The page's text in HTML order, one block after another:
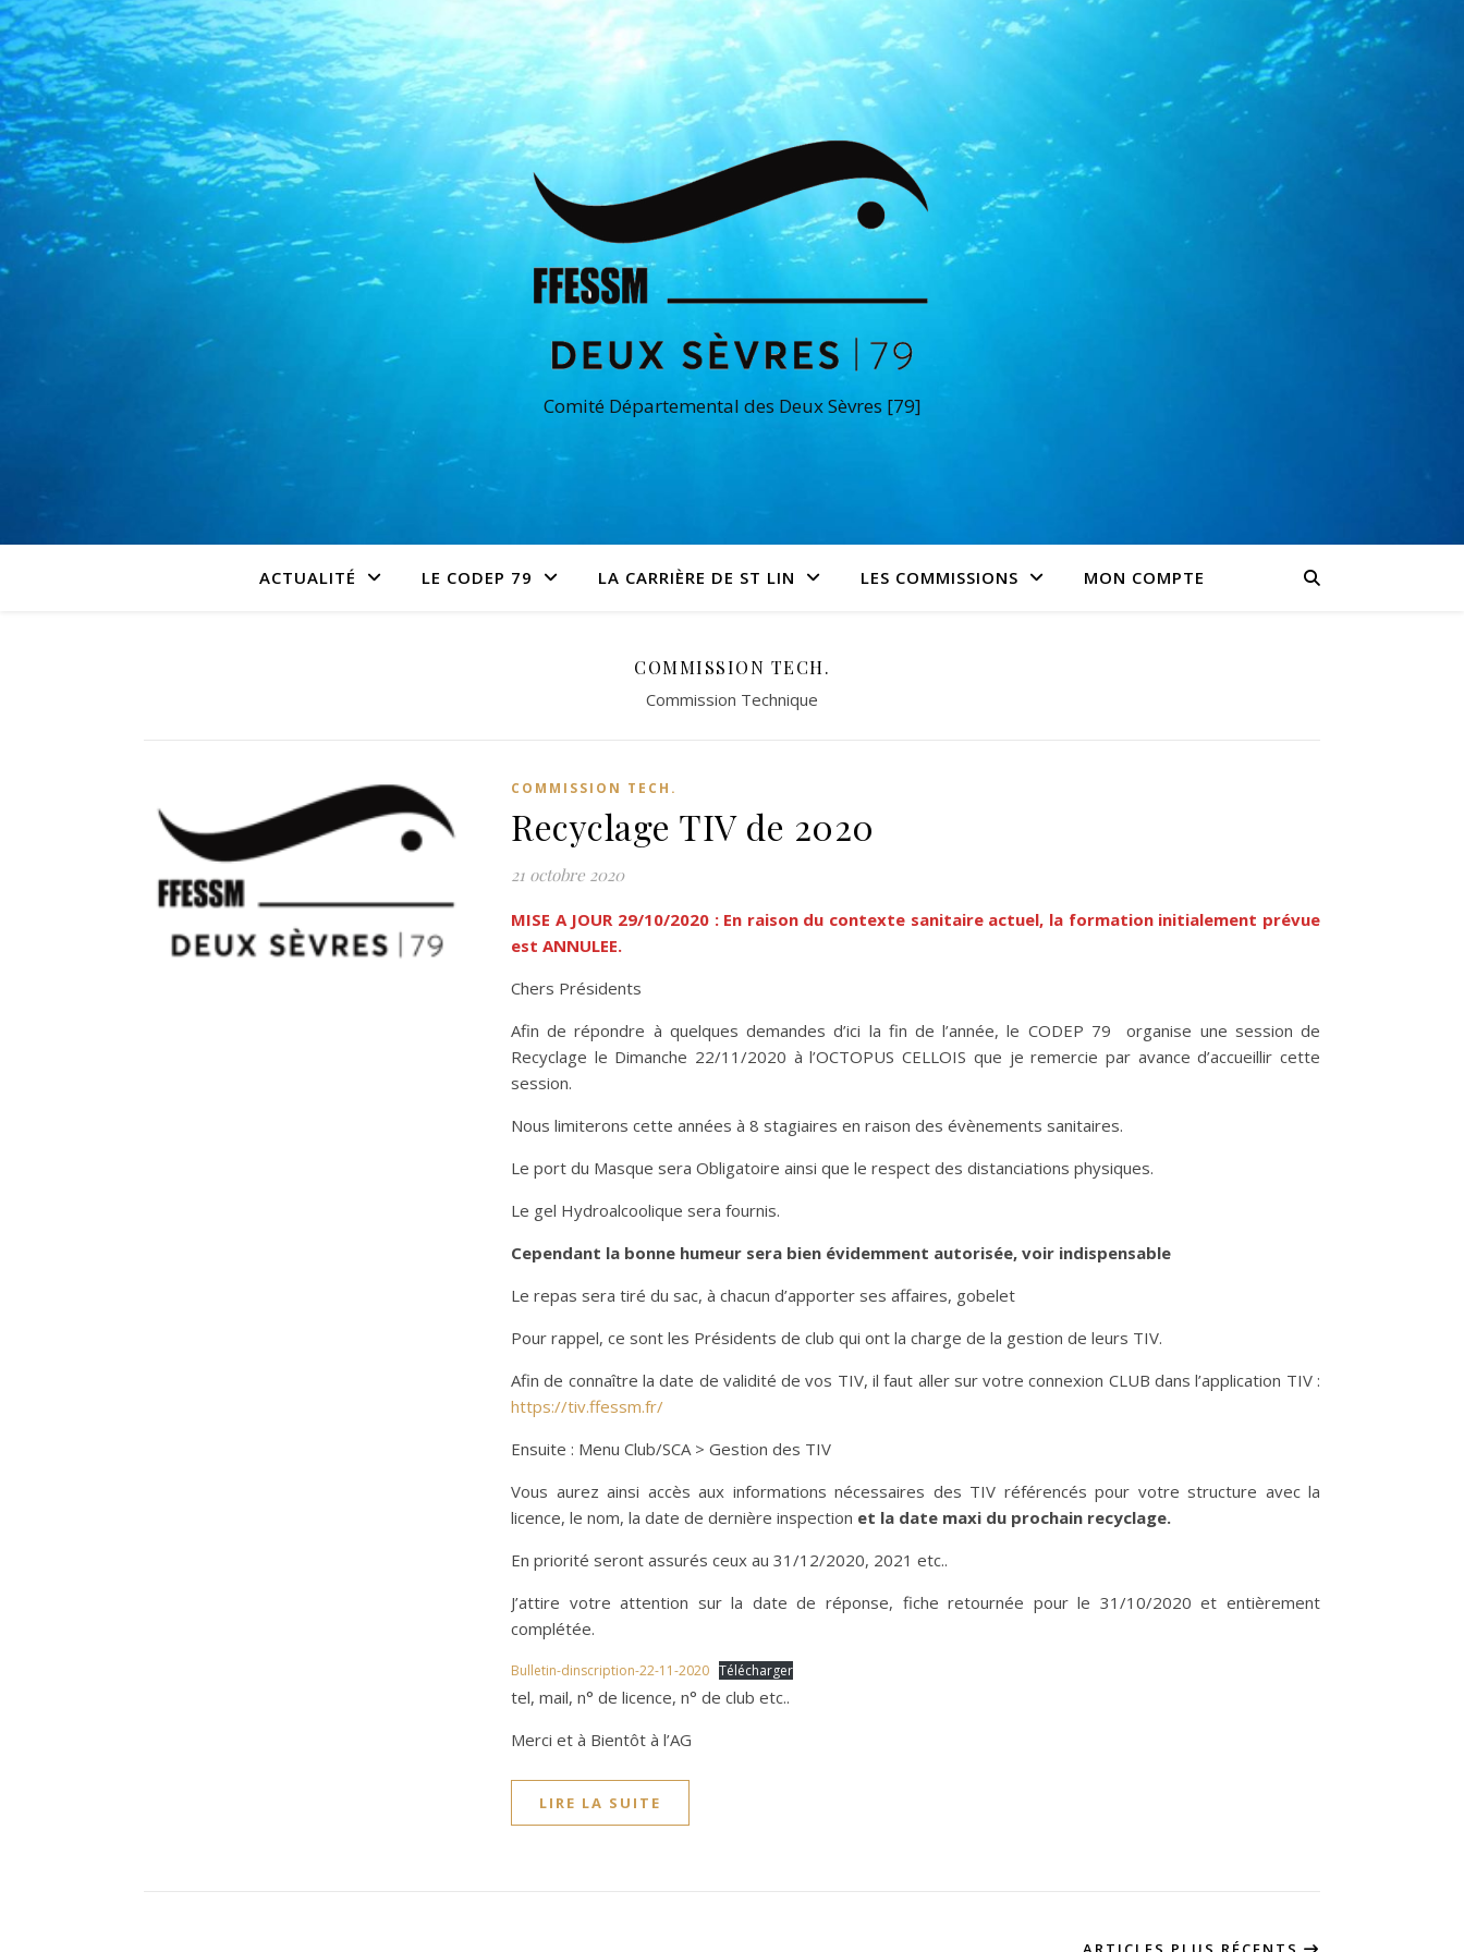
Comité Départemental des Deux Sèvres [79]
ACTUALITÉ LE CODEP 79 LA CARRIÈRE DE ST LIN LES COMMISSIONS MON COMPTE
COMMISSION TECH.
Commission Technique
COMMISSION TECH.
Recyclage TIV de 2020
21 octobre 2020
MISE A JOUR 29/10/2020 : En raison du contexte sanitaire actuel, la formation initialement prévue
est ANNULEE.
Chers Présidents
Afin de répondre à quelques demandes d’ici la fin de l’année, le CODEP 79 organise une session de
Recyclage le Dimanche 22/11/2020 à l’OCTOPUS CELLOIS que je remercie par avance d’accueillir cette
session.
Nous limiterons cette années à 8 stagiaires en raison des évènements sanitaires.
Le port du Masque sera Obligatoire ainsi que le respect des distanciations physiques.
Le gel Hydroalcoolique sera fournis.
Cependant la bonne humeur sera bien évidemment autorisée, voir indispensable
Le repas sera tiré du sac, à chacun d’apporter ses affaires, gobelet
Pour rappel, ce sont les Présidents de club qui ont la charge de la gestion de leurs TIV.
Afin de connaître la date de validité de vos TIV, il faut aller sur votre connexion CLUB dans l’application TIV :
https://tiv.ffessm.fr/
Ensuite : Menu Club/SCA > Gestion des TIV
Vous aurez ainsi accès aux informations nécessaires des TIV référencés pour votre structure avec la
licence, le nom, la date de dernière inspection et la date maxi du prochain recyclage.
En priorité seront assurés ceux au 31/12/2020, 2021 etc..
J’attire votre attention sur la date de réponse, fiche retournée pour le 31/10/2020 et entièrement
complétée.
Bulletin-dinscription-22-11-2020 Télécharger
tel, mail, n° de licence, n° de club etc..
Merci et à Bientôt à l’AG
LIRE LA SUITE